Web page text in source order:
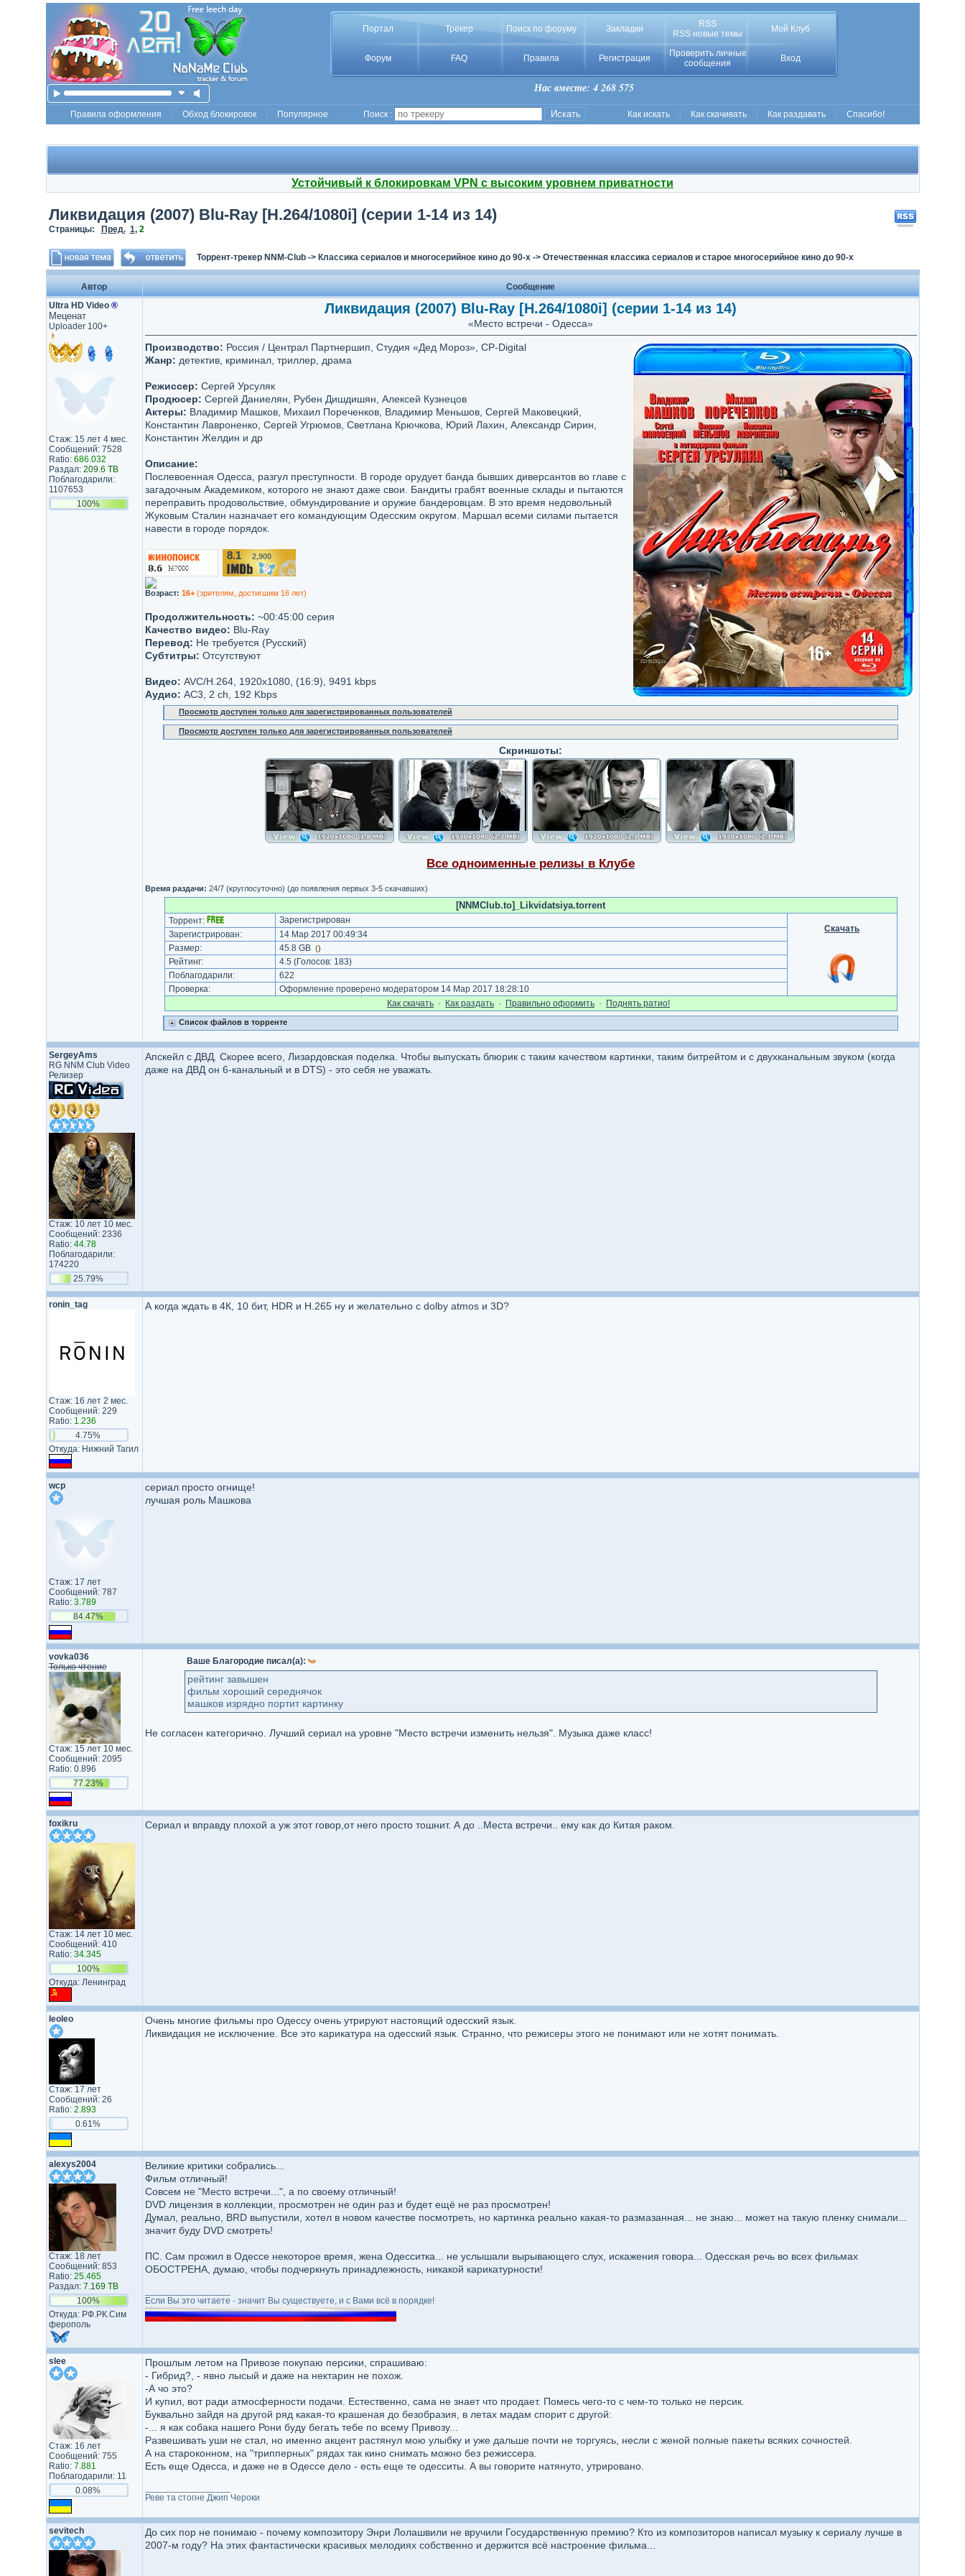
Портал Трекер Поиск по форуму Закладки
RSS
RSS новые темы
Мой Клуб
Форум FAQ Правила Регистрация
Проверить личные
сообщения
Вход
Нас вместе: 4 268 575
Правила оформления Обход блокировок Популярное Поиск : Как искать Как скачивать Как раздавать Спасибо!
Устойчивый к блокировкам VPN с высоким уровнем приватности
Ликвидация (2007) Blu-Ray [H.264/1080i] (серии 1-14 из 14)
Страницы: Пред. 1, 2
Торрент-трекер NNM-Club-> Классика сериалов и многосерийное кино до 90-х-> Отечественная классика сериалов и старое многосерийное кино до 90-х
Автор
Сообщение
Ultra HD Video ®
Меценат
Uploader 100+
Стаж: 15 лет 4 мес.
Сообщений: 7528
Ratio: 686.032
Раздал: 209.6 TB
Поблагодарили:
1107653
100%
Ликвидация (2007) Blu-Ray [H.264/1080i] (серии 1-14 из 14)
«Место встречи - Одесса»
Производство: Россия / Централ Партнершип, Студия «Дед Мороз», CP-Digital
Жанр: детектив, криминал, триллер, драма
Режиссер: Сергей Урсуляк
Продюсер: Сергей Даниелян, Рубен Дишдишян, Алексей Кузнецов
Актеры: Владимир Машков, Михаил Пореченков, Владимир Меньшов, Сергей Маковецкий,
Константин Лавроненко, Сергей Угрюмов, Светлана Крючкова, Юрий Лахин, Александр Сирин,
Константин Желдин и др
Описание:
Послевоенная Одесса, разгул преступности. В городе орудует банда бывших диверсантов во главе с
загадочным Академиком, которого не знают даже свои. Бандиты грабят военные склады и пытаются
переправить продовольствие, обмундирование и оружие бандеровцам. В это время недовольный
Жуковым Сталин назначает его командующим Одесским округом. Маршал всеми силами пытается
навести в городе порядок.
8.1/10 2,900
Возраст: 16+(зрителям, достигшим 16 лет)
Продолжительность: ~00:45:00 серия
Качество видео: Blu-Ray
Перевод: Не требуется (Русский)
Субтитры: Отсутствуют
Видео: AVC/H.264, 1920x1080, (16:9), 9491 kbps
Аудио: AC3, 2 ch, 192 Kbps
Просмотр доступен только для зарегистрированных пользователей
Просмотр доступен только для зарегистрированных пользователей
Скриншоты:
Все одноименные релизы в Клубе
Время раздачи: 24/7 (круглосуточно) (до появления первых 3-5 скачавших)
[NNMClub.to]_Likvidatsiya.torrent
Торрент:
Зарегистрирован
Скачать
Зарегистрирован:
14 Мар 2017 00:49:34
Размер:
45.8 GB ()
Рейтинг: 4.5 (Голосов: 183)
Поблагодарили:
622
Проверка:
Оформление проверено модератором 14 Мар 2017 18:28:10
Как cкачать · Как раздать · Правильно оформить · Поднять ратио!
Список файлов в торренте
SergeyAms
RG NNM Club Video
Релизер
Стаж: 10 лет 10 мес.
Сообщений: 2336
Ratio: 44.78
Поблагодарили:
174220
25.79%
Апскейл с ДВД. Скорее всего, Лизардовская поделка. Чтобы выпускать блюрик с таким качеством картинки, таким битрейтом и с двухканальным звуком (когда
даже на ДВД он 6-канальный и в DTS) - это себя не уважать.
ronin_tag
Стаж: 16 лет 2 мес.
Сообщений: 229
Ratio: 1.236
4.75%
Откуда: Нижний Тагил
А когда ждать в 4К, 10 бит, HDR и H.265 ну и желательно с dolby atmos и 3D?
wcp
Стаж: 17 лет
Сообщений: 787
Ratio: 3.789
84.47%
сериал просто огнище!
лучшая роль Машкова
vovka036
Только чтение
Стаж: 15 лет 10 мес.
Сообщений: 2095
Ratio: 0.896
77.23%
Ваше Благородие писал(а):
рейтинг завышен
фильм хороший середнячок
машков изрядно портит картинку
Не согласен категорично. Лучший сериал на уровне "Место встречи изменить нельзя". Музыка даже класс!
foxikru
Стаж: 14 лет 10 мес.
Сообщений: 410
Ratio: 34.345
100%
Откуда: Ленинград
Сериал и вправду плохой а уж этот говор,от него просто тошнит. А до ..Места встречи.. ему как до Китая раком.
leoleo
Стаж: 17 лет
Сообщений: 26
Ratio: 2.893
0.61%
Очень многие фильмы про Одессу очень утрируют настоящий одесский язык.
Ликвидация не исключение. Все это карикатура на одесский язык. Странно, что режисеры этого не понимают или не хотят понимать.
alexys2004
Стаж: 18 лет
Сообщений: 853
Ratio: 25.465
Раздал: 7.169 TB
100%
Откуда: РФ.РК.Сим​
ферополь​
Великие критики собрались...
Фильм отличный!
Совсем не "Место встречи...", а по своему отличный!
DVD лицензия в коллекции, просмотрен не один раз и будет ещё не раз просмотрен!
Думал, реально, BRD выпустили, хотел в новом качестве посмотреть, но картинка реально какая-то размазанная... не знаю... может на такую пленку снимали...
значит буду DVD смотреть!
ПС. Сам прожил в Одессе некоторое время, жена Одесситка... не услышали вырывающего слух, искажения говора... Одесская речь во всех фильмах
ОБОСТРЕНА, думаю, чтобы подчеркнуть принадлежность, никакой карикатурности!
Если Вы это читаете - значит Вы существуете, и с Вами всё в порядке!
slee
Стаж: 16 лет
Сообщений: 755
Ratio: 7.881
Поблагодарили: 11
0.08%
Прошлым летом на Привозе покупаю персики, спрашиваю:
- Гибрид?, - явно лысый и даже на нектарин не похож.
-А чо это?
И купил, вот ради атмосферности подачи. Естественно, сама не знает что продает. Помесь чего-то с чем-то только не персик.
Буквально зайдя на другой ряд какая-то крашеная до безобразия, в летах мадам спорит с другой:
-... я как собака нашего Рони буду бегать тебе по всему Привозу...
Развешивать уши не стал, но именно акцент растянул мою улыбку и уже дальше почти не торгуясь, несли с женой полные пакеты всяких сочностей.
А на староконном, на "трипперных" рядах так кино снимать можно без режиссера.
Есть еще Одесса, и даже не в Одессе дело - есть еще те одесситы. А вы говорите натянуто, утрировано.
Реве та стогне Джип Чероки
sevitech
До сих пор не понимаю - почему композитору Энри Лолашвили не вручили Государственную премию? Кто из композиторов написал музыку к сериалу лучше в
2007-м году? На этих фантастически красивых мелодиях собственно и держится всё настроение фильма...